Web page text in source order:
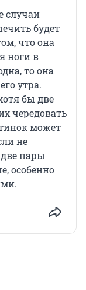
случаи
будет
что она
ноги в
то она
утра.
бы две
чередовать
может
не
пары
особенно